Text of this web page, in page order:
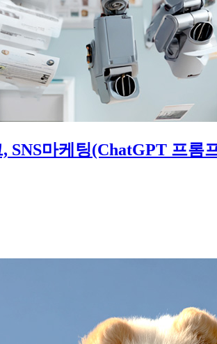
SNS마케팅(ChatGPT 프롬